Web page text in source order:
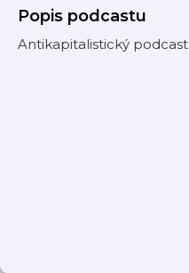
Popis podcastu
Antikapitalistický podcast